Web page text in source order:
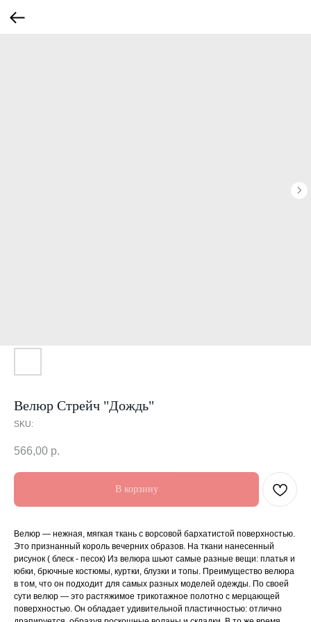
Велюр Стрейч "Дождь"
SKU:
566,00 р.
В корзину
Велюр — нежная, мягкая ткань с ворсовой бархатистой поверхностью.
Это признанный король вечерних образов. На ткани нанесенный
рисунок ( блеск - песок) Из велюра шьют самые разные вещи: платья и
юбки, брючные костюмы, куртки, блузки и топы. Преимущество велюра
в том, что он подходит для самых разных моделей одежды. По своей
сути велюр — это растяжимое трикотажное полотно с мерцающей
поверхностью. Он обладает удивительной пластичностью: отлично